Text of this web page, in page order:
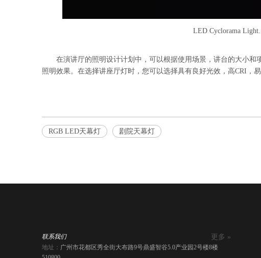
LED Cyclorama Light.
在演讲厅的照明设计计划中，可以根据使用场景，讲台的大小和
照明效果。在选择讲座厅灯时，您可以选择具有良好光效，高CRI，
RGB LED天幕灯 剧院天幕灯
联系我们 更多 »
地址： 广州市花都区秀全街大布路9号鼎盛智谷5.0产业园2号楼8楼